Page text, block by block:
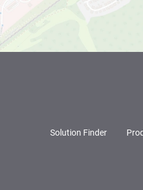
Solution Finder